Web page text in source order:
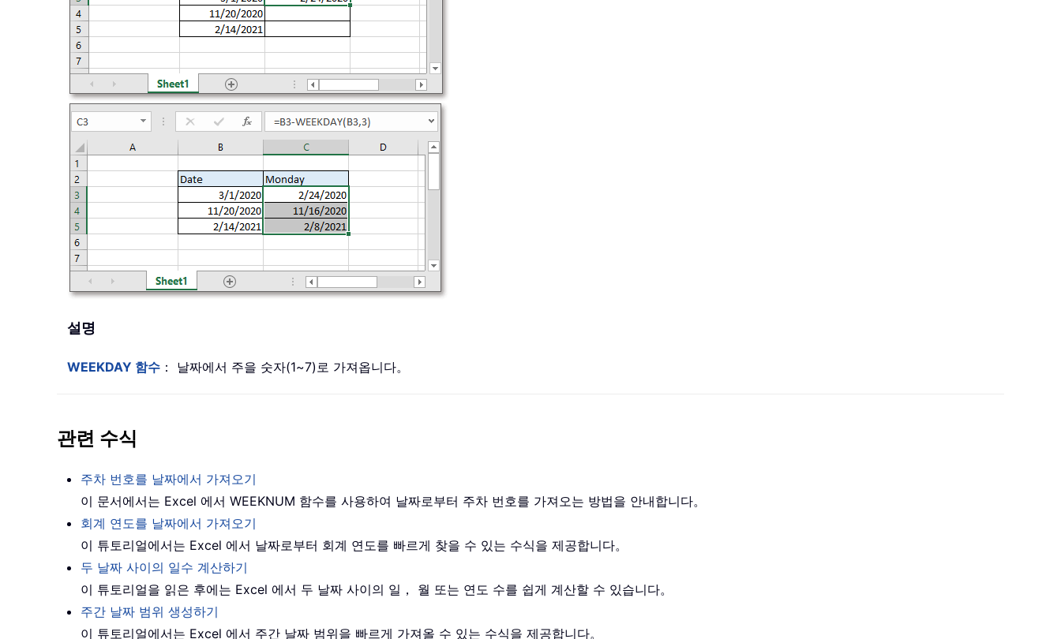
설명
WEEKDAY 함수 ： 날짜에서 주을 숫자(1~7)로 가져옵니다。
관련 수식
주차 번호를 날짜에서 가져오기
이 문서에서는 Excel 에서 WEEKNUM 함수를 사용하여 날짜로부터 주차 번호를 가져오는 방법을 안내합니다。
회계 연도를 날짜에서 가져오기
이 튜토리얼에서는 Excel 에서 날짜로부터 회계 연도를 빠르게 찾을 수 있는 수식을 제공합니다。
두 날짜 사이의 일수 계산하기
이 튜토리얼을 읽은 후에는 Excel 에서 두 날짜 사이의 일， 월 또는 연도 수를 쉽게 계산할 수 있습니다。
주간 날짜 범위 생성하기
이 튜토리얼에서는 Excel 에서 주간 날짜 범위을 빠르게 가져올 수 있는 수식을 제공합니다。